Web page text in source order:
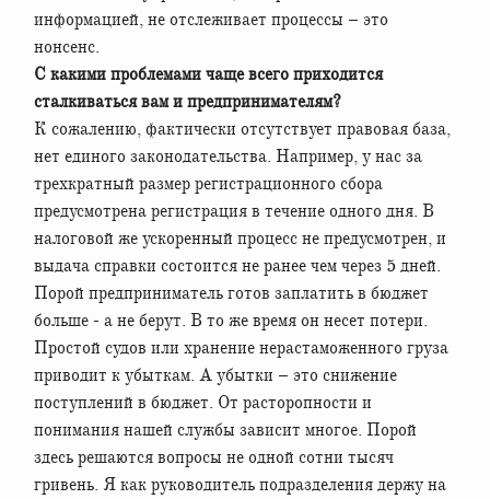
информацией, не отслеживает процессы – это
нонсенс.
С какими проблемами чаще всего приходится
сталкиваться вам и предпринимателям?
К сожалению, фактически отсутствует правовая база,
нет единого законодательства. Например, у нас за
трехкратный размер регистрационного сбора
предусмотрена регистрация в течение одного дня. В
налоговой же ускоренный процесс не предусмотрен, и
выдача справки состоится не ранее чем через 5 дней.
Порой предприниматель готов заплатить в бюджет
больше - а не берут. В то же время он несет потери.
Простой судов или хранение нерастаможенного груза
приводит к убыткам. А убытки – это снижение
поступлений в бюджет. От расторопности и
понимания нашей службы зависит многое. Порой
здесь решаются вопросы не одной сотни тысяч
гривень. Я как руководитель подразделения держу на